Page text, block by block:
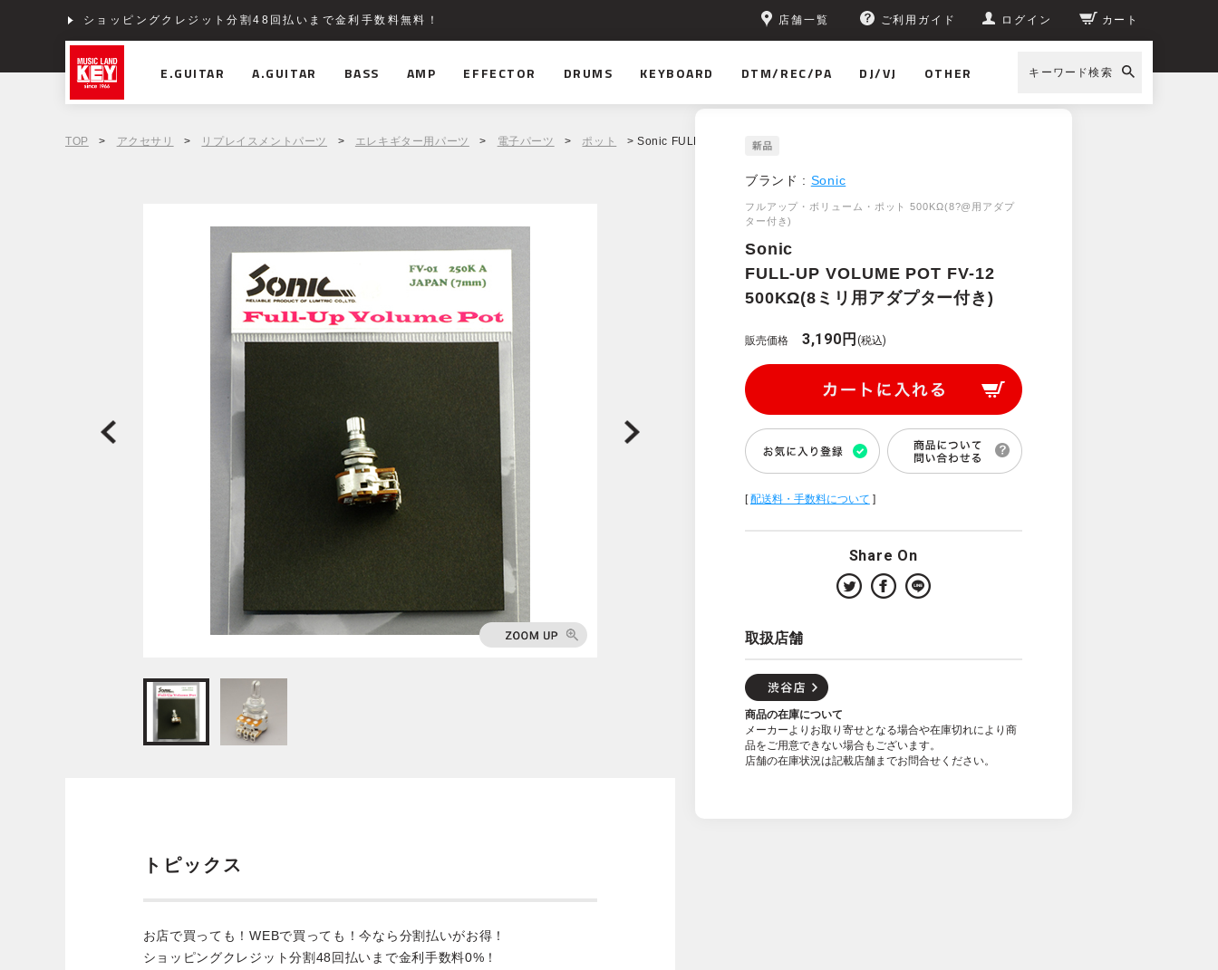
ショッピングクレジット分割48回払いまで金利手数料無料！ 店舗一覧 ご利用ガイド ログイン カート
E.GUITAR A.GUITAR BASS AMP EFFECTOR DRUMS KEYBOARD DTM/REC/PA DJ/VJ OTHER キーワード検索
TOP > アクセサリ > リプレイスメントパーツ > エレキギター用パーツ > 電子パーツ > ポット > Sonic FULL-UP VOLUME POT FV-12 500KΩ(8ミリ用アダプター付き)
ブランド : Sonic
フルアップ・ボリューム・ポット 500KΩ(8?@用アダプ
ター付き)
Sonic
FULL-UP VOLUME POT FV-12
500KΩ(8ミリ用アダプター付き)
販売価格 3,190円 (税込)
[配送料・手数料について ]
Share On
取扱店舗
商品の在庫について
メーカーよりお取り寄せとなる場合や在庫切れにより商
品をご用意できない場合もございます。
店舗の在庫状況は記載店舗までお問合せください。
トピックス
お店で買っても！WEBで買っても！今なら分割払いがお得！
ショッピングクレジット分割48回払いまで金利手数料0%！